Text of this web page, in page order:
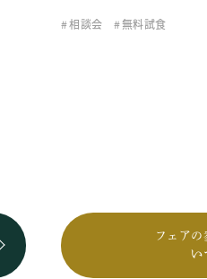
相談会 無料試食
フェアの
い